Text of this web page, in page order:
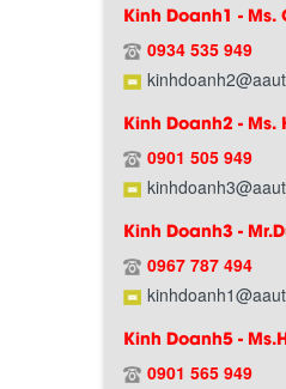
Kinh Doanh1 - Ms.
0934 535 949
Kinh Doanh2 - Ms.
0901 505 949
Kinh Doanh3 -
0967 787 494
Kinh Doanh5 -
0901 565 949
Chính sách
Hướng dẫn thanh